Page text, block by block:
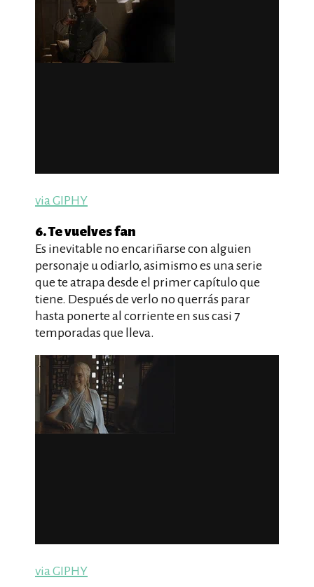
via GIPHY
6. Te vuelves fan
Es inevitable no encariñarse con alguien
personaje u odiarlo, asimismo es una serie
que te atrapa desde el primer capítulo que
tiene. Después de verlo no querrás parar
hasta ponerte al corriente en sus casi 7
temporadas que lleva.
via GIPHY